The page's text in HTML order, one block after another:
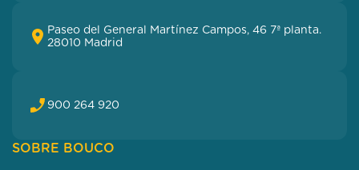
Paseo del General Martínez Campos, 46 7ª planta.
28010 Madrid
900 264 920
SOBRE BOUCO